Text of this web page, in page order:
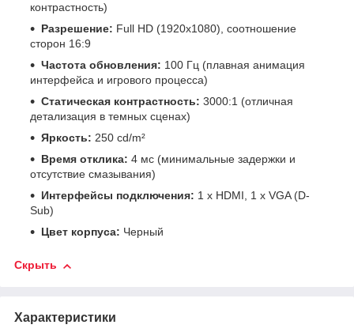
контрастность)
Разрешение: Full HD (1920x1080), соотношение
сторон 16:9
Частота обновления: 100 Гц (плавная анимация
интерфейса и игрового процесса)
Статическая контрастность: 3000:1 (отличная
детализация в темных сценах)
Яркость: 250 cd/m²
Время отклика: 4 мс (минимальные задержки и
отсутствие смазывания)
Интерфейсы подключения: 1 x HDMI, 1 x VGA (D-
Sub)
Цвет корпуса: Черный
Скрыть
Характеристики